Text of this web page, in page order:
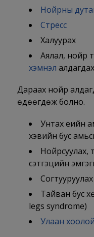
Нойрны
Стресс
Халуурах
Аялал, нойр
хэмнэл алдагдах
Дараах нойр
өдөөгдөж болно.
Унтах үеийн
хэвийн бус
Нойрсуулах,
сэтгэцийн
Тайван бус
legs syndrome)
Улаан